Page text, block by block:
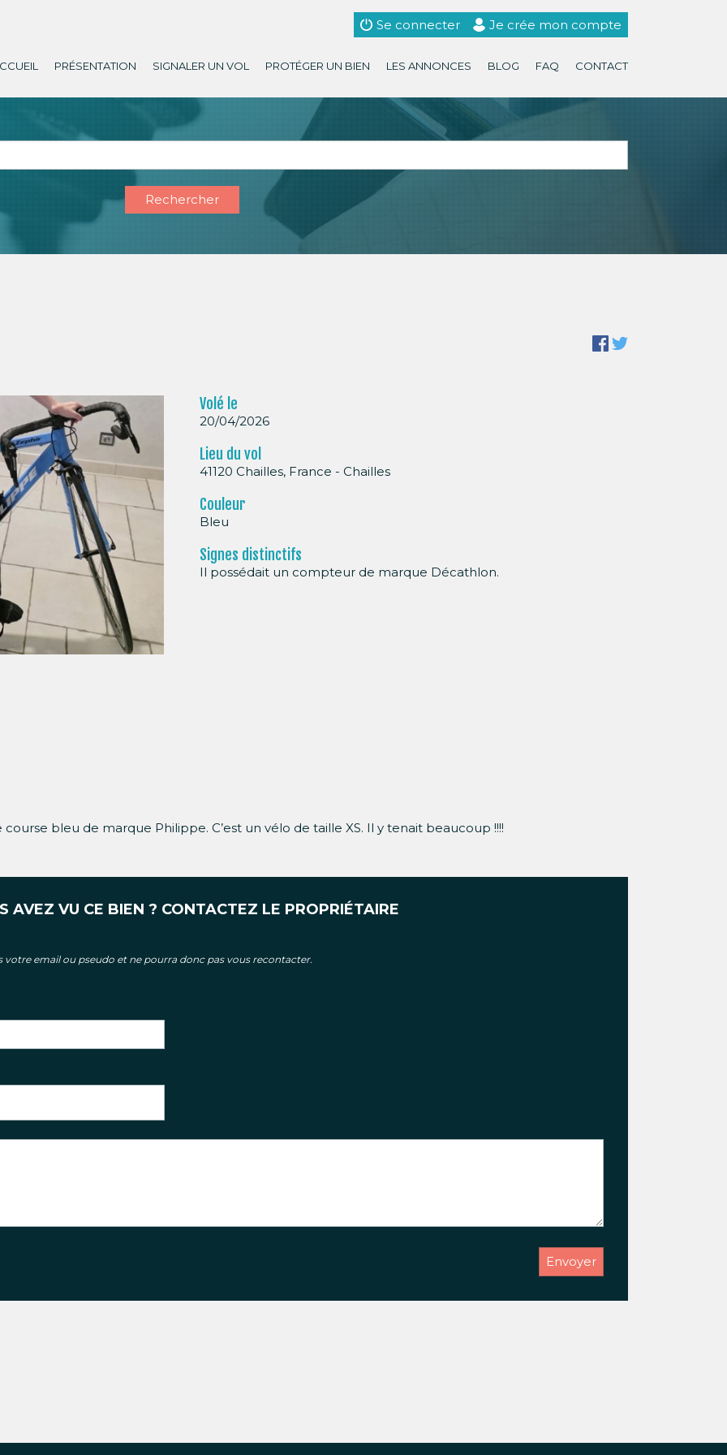
Se connecter Je crée mon compte
PRÉSENTATION SIGNALER UN VOL PROTÉGER UN BIEN LES ANNONCES BLOG FAQ CONTACT
Rechercher
Volé le
20/04/2026
Lieu du vol
41120 Chailles, France - Chailles
Couleur
Bleu
Signes distinctifs
Il possédait un compteur de marque Décathlon.
course bleu de marque Philippe. C’est un vélo de taille XS. Il y tenait beaucoup !!!!
AVEZ VU CE BIEN ? CONTACTEZ LE PROPRIÉTAIRE
email ou pseudo et ne pourra donc pas vous recontacter.